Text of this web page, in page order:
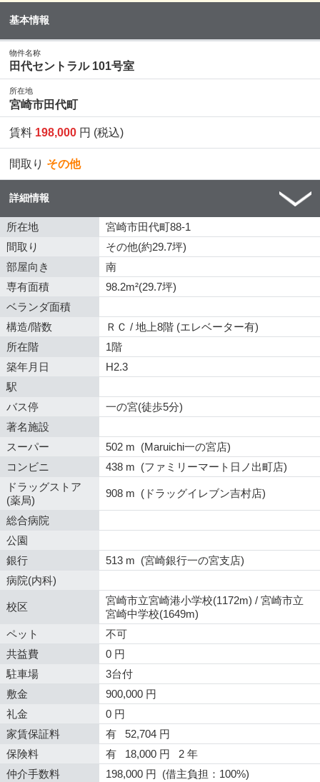
基本情報
物件名称
田代セントラル 101号室
所在地
宮崎市田代町
賃料 198,000 円 (税込)
間取り その他
詳細情報
所在地
宮崎市田代町88-1
間取り
その他(約29.7坪)
部屋向き
南
専有面積
98.2m²(29.7坪)
ベランダ面積
構造/階数
ＲＣ / 地上8階 (エレベーター有)
所在階
1階
築年月日
H2.3
駅
バス停
一の宮(徒歩5分)
著名施設
スーパー
502 m (Maruichi一の宮店)
コンビニ
438 m (ファミリーマート日ノ出町店)
ドラッグストア
(薬局)
908 m (ドラッグイレブン吉村店)
総合病院
公園
銀行
513 m (宮崎銀行一の宮支店)
病院(内科)
校区
宮崎市立宮崎港小学校(1172m) / 宮崎市立
宮崎中学校(1649m)
ペット
不可
共益費
0 円
駐車場
3台付
敷金
900,000 円
礼金
0 円
家賃保証料
有 52,704 円
保険料
有 18,000 円 2 年
仲介手数料
198,000 円 (借主負担：100%)